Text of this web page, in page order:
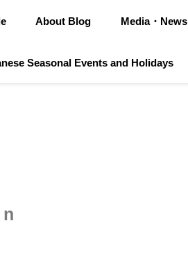
About Blog Media・News
Seasonal Events and Holidays